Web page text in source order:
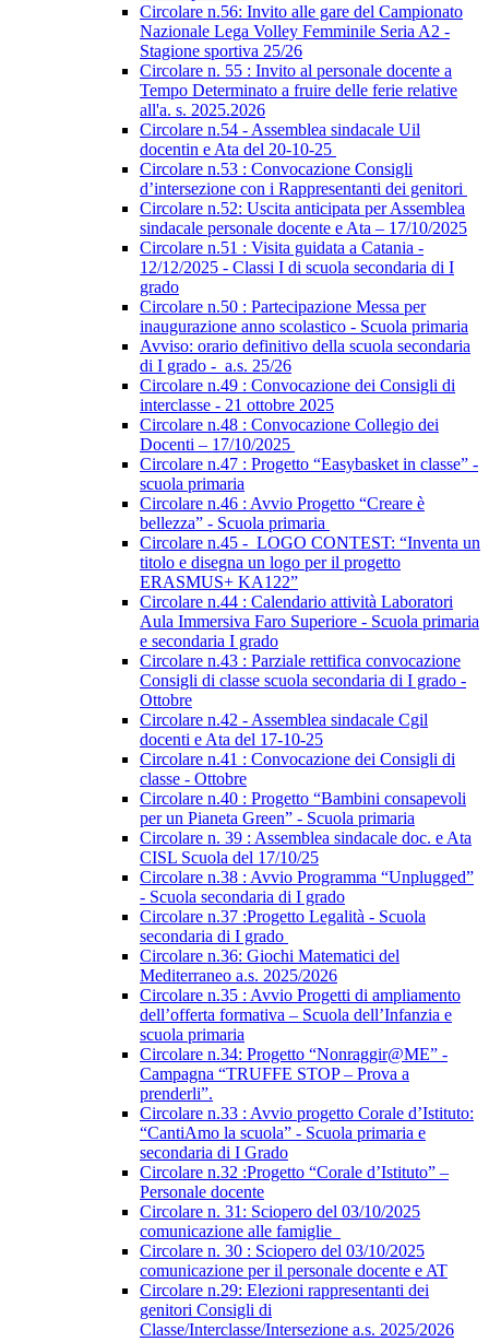
Circolare n.56: Invito alle gare del Campionato
Nazionale Lega Volley Femminile Seria A2 -
Stagione sportiva 25/26
Circolare n. 55 : Invito al personale docente a
Tempo Determinato a fruire delle ferie relative
all'a. s. 2025.2026
Circolare n.54 - Assemblea sindacale Uil
docentin e Ata del 20-10-25
Circolare n.53 : Convocazione Consigli
d’intersezione con i Rappresentanti dei genitori
Circolare n.52: Uscita anticipata per Assemblea
sindacale personale docente e Ata – 17/10/2025
Circolare n.51 : Visita guidata a Catania -
12/12/2025 - Classi I di scuola secondaria di I
grado
Circolare n.50 : Partecipazione Messa per
inaugurazione anno scolastico - Scuola primaria
Avviso: orario definitivo della scuola secondaria
di I grado - a.s. 25/26
Circolare n.49 : Convocazione dei Consigli di
interclasse - 21 ottobre 2025
Circolare n.48 : Convocazione Collegio dei
Docenti – 17/10/2025
Circolare n.47 : Progetto “Easybasket in classe” -
scuola primaria
Circolare n.46 : Avvio Progetto “Creare è
bellezza” - Scuola primaria
Circolare n.45 - LOGO CONTEST: “Inventa un
titolo e disegna un logo per il progetto
ERASMUS+ KA122”
Circolare n.44 : Calendario attività Laboratori
Aula Immersiva Faro Superiore - Scuola primaria
e secondaria I grado
Circolare n.43 : Parziale rettifica convocazione
Consigli di classe scuola secondaria di I grado -
Ottobre
Circolare n.42 - Assemblea sindacale Cgil
docenti e Ata del 17-10-25
Circolare n.41 : Convocazione dei Consigli di
classe - Ottobre
Circolare n.40 : Progetto “Bambini consapevoli
per un Pianeta Green” - Scuola primaria
Circolare n. 39 : Assemblea sindacale doc. e Ata
CISL Scuola del 17/10/25
Circolare n.38 : Avvio Programma “Unplugged”
- Scuola secondaria di I grado
Circolare n.37 :Progetto Legalità - Scuola
secondaria di I grado
Circolare n.36: Giochi Matematici del
Mediterraneo a.s. 2025/2026
Circolare n.35 : Avvio Progetti di ampliamento
dell’offerta formativa – Scuola dell’Infanzia e
scuola primaria
Circolare n.34: Progetto “Nonraggir@ME” -
Campagna “TRUFFE STOP – Prova a
prenderli”.
Circolare n.33 : Avvio progetto Corale d’Istituto:
“CantiAmo la scuola” - Scuola primaria e
secondaria di I Grado
Circolare n.32 :Progetto “Corale d’Istituto” –
Personale docente
Circolare n. 31: Sciopero del 03/10/2025
comunicazione alle famiglie
Circolare n. 30 : Sciopero del 03/10/2025
comunicazione per il personale docente e AT
Circolare n.29: Elezioni rappresentanti dei
genitori Consigli di
Classe/Interclasse/Intersezione a.s. 2025/2026